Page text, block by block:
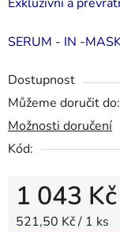
SERUM - IN -
Dostupnost
Můžeme doručit do:
Možnosti doručení
Kód:
1 043
Měrná cena:
521,50 Kč / 1 ks